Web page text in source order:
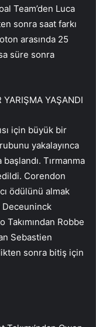
Team’den Luca
sonra saat farkı
arasında 25
süre sonra
YARIŞMA YAŞANDI
için büyük bir
yakalayınca
Tırmanma
Corendon
ödülünü almak
Deceuninck
Takımından Robbe
Sebastien
sonra bitiş için